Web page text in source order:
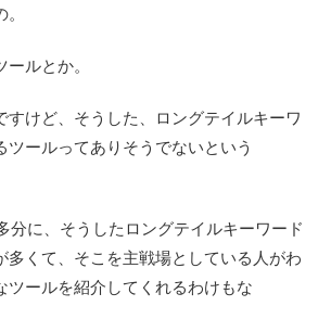
ルとか。
すけど、そうした、ロングテイルキーワ
ツールってありそうでないという
分に、そうしたロングテイルキーワード
多くて、そこを主戦場としている人がわ
ツールを紹介してくれるわけもな